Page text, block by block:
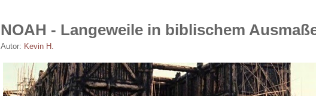
NOAH - Langeweile in biblischem
Autor: Kevin H.